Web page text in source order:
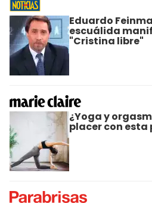
Eduardo
escuálida
"Cristina libre"
¿Yoga y
placer con